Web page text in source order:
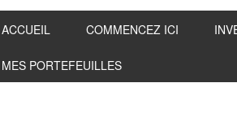
ACCUEIL COMMENCEZ ICI
MES PORTEFEUILLES